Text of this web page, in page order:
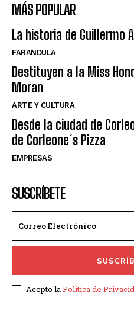
MÁS POPULAR
La historia de Guillermo
FARANDULA
Destituyen a la Miss
Moran
ARTE Y CULTURA
Desde la ciudad de
de Corleone´s Pizza
EMPRESAS
SUSCRÍBETE
Acepto laPolítica de